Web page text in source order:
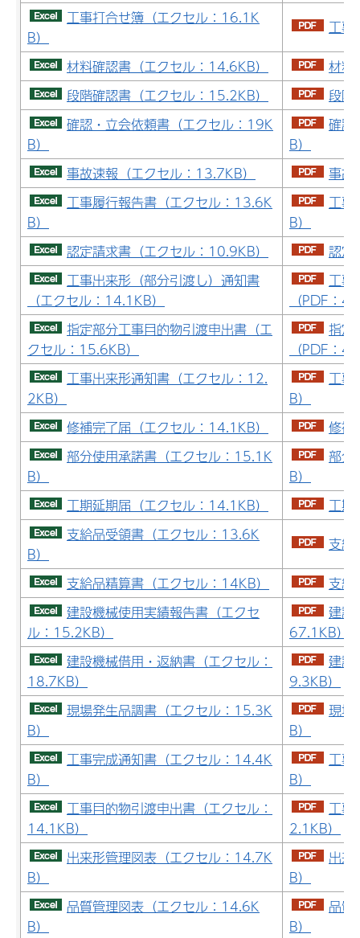
工事打合せ簿（エクセル：16.1K
B）
工事
材料確認書（エクセル：14.6KB）
材料
段階確認書（エクセル：15.2KB）
段階
確認・立会依頼書（エクセル：19K
B）
確認
B）
事故速報（エクセル：13.7KB）
事故
工事履行報告書（エクセル：13.6K
B）
工事
B）
認定請求書（エクセル：10.9KB）
認定
工事出来形（部分引渡し）通知書
（エクセル：14.1KB）
工事
（PDF：
指定部分工事目的物引渡申出書（エ
クセル：15.6KB）
指定
（PDF：
工事出来形通知書（エクセル：12.
2KB）
工事
B）
修補完了届（エクセル：14.1KB）
修補
部分使用承諾書（エクセル：15.1K
B）
部分
B）
工期延期届（エクセル：14.1KB）
工期
支給品受領書（エクセル：13.6K
B）
支給
支給品精算書（エクセル：14KB）
支給
建設機械使用実績報告書（エクセ
ル：15.2KB）
建設
67.1KB）
建設機械借用・返納書（エクセル：
18.7KB）
建設
9.3KB）
現場発生品調書（エクセル：15.3K
B）
現場
B）
工事完成通知書（エクセル：14.4K
B）
工事
B）
工事目的物引渡申出書（エクセル：
14.1KB）
工事
2.1KB）
出来形管理図表（エクセル：14.7K
B）
出
B）
品質管理図表（エクセル：14.6K
B）
品
B）